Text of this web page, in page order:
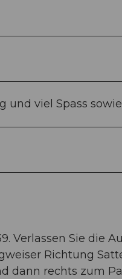
viel Spass
Verlassen Sie die
Richtung
dann rechts zum